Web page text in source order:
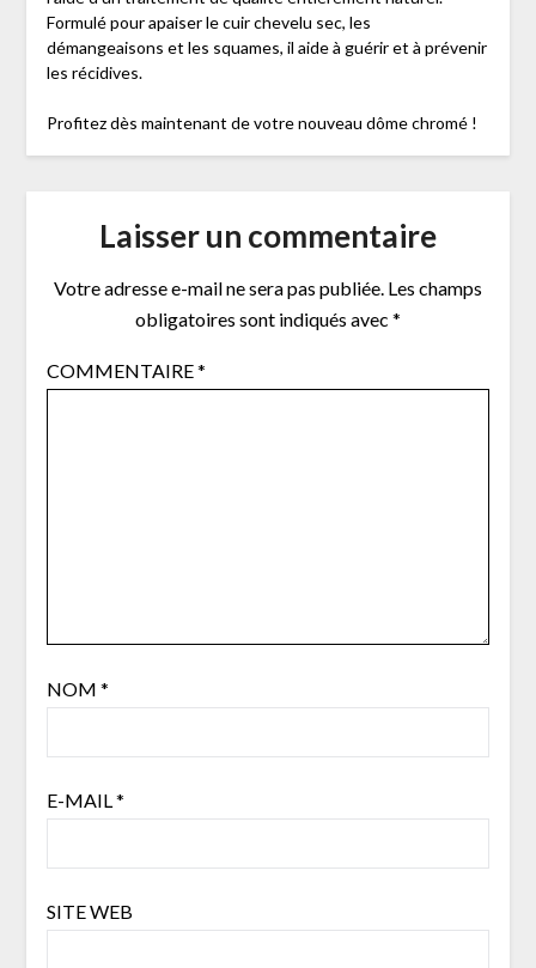
Formulé pour apaiser le cuir chevelu sec, les
démangeaisons et les squames, il aide à guérir et à prévenir
les récidives.
Profitez dès maintenant de votre nouveau dôme chromé !
Laisser un commentaire
Votre adresse e-mail ne sera pas publiée. Les champs
obligatoires sont indiqués avec *
COMMENTAIRE*
NOM *
E-MAIL *
SITE WEB